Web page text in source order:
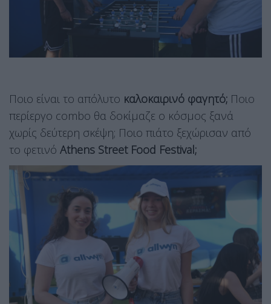
Ποιο είναι το απόλυτο καλοκαιρινό φαγητό; Ποιο
περίεργο combo θα δοκίμαζε ο κόσμος ξανά
χωρίς δεύτερη σκέψη; Ποιο πιάτο ξεχώρισαν από
το φετινό Athens Street Food Festival;